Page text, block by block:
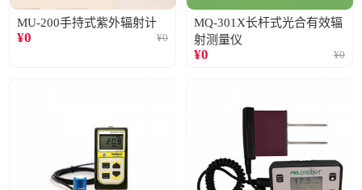
MU-200手持式紫外辐射计
¥0 ¥0
MQ-301X长杆式光合有效辐
射测量仪
¥0 ¥0